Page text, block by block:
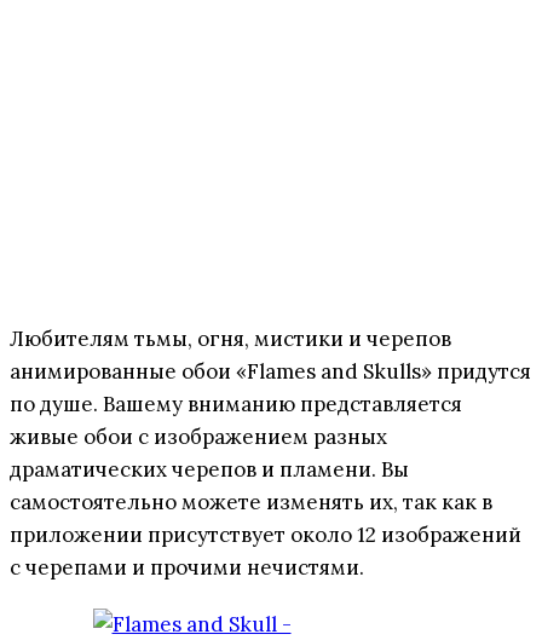
Любителям тьмы, огня, мистики и черепов
анимированные обои «Flames and Skulls» придутся
по душе. Вашему вниманию представляется
живые обои с изображением разных
драматических черепов и пламени. Вы
самостоятельно можете изменять их, так как в
приложении присутствует около 12 изображений
с черепами и прочими нечистями.